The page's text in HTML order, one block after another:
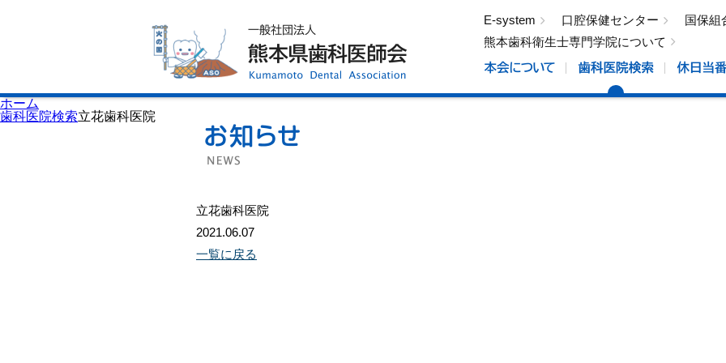
E-system 口腔保健センター
国保組
熊本歯科衛生士専門学院について
ホーム
歯科医院検索立花歯科医院
立花歯科医院
2021.06.07
一覧に戻る
歯科医院検索
休日当番医
イベント案内
歯の豆知識
口腔保健センター
国保組合からのお知らせ
熊本歯科衛生士専門学院
会員専用ページ
プライバシーポリシー
サイトマップ